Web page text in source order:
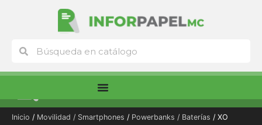
Buscar
Inicio / Movilidad / Smartphones / Powerbanks / Baterías / XO